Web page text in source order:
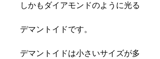
しかもダイアモンドのように光る
デマントイドです。
デマントイドは小さいサイズが多